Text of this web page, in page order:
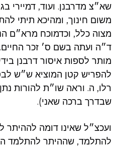
שא״צ מדרבנן. ועוד, דמיירי
משום חינוך, ומהיכא תיתי
מצוה כלל, וכדמוכח מרא״ם
ד״ה ועתה בשם ס׳ זכר
מותר לספות איסור דרבנן
להפריש קטן המוציא ש״ש
רלו, ה. וראה שו״ת להורות
שבדרך ברכה שאני).
ועכצ״ל שאינו דומה לההיתר
להתלמד, שההיתר להתלמד